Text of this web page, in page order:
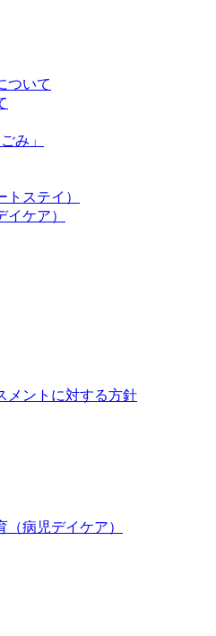
ついて
み」
ステイ）
ケア）
メントに対する方針
病児デイケア）